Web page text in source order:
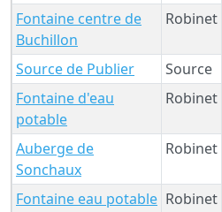
Fontaine centre de
Buchillon
Robinet
Source de Publier Source
Fontaine d'eau
potable
Robinet
Auberge de
Sonchaux
Robinet
Fontaine eau potable Robinet